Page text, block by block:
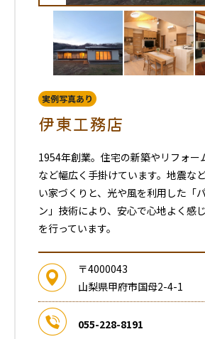
実例写真あり
伊東工務店
1954年創業。住宅の新築やリフォー
など幅広く手掛けています。地震な
い家づくりと、光や風を利用した「
ン」技術により、安心で心地よく感
を行っています。
〒4000043
山梨県甲府市国母2-4-1
055-228-8191